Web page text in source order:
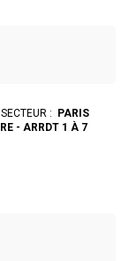
: PARIS
- ARRDT 1 À 7